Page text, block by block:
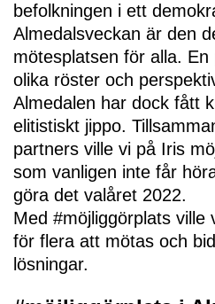
befolkningen i ett
Almedalsveckan är den
mötesplatsen för alla.
olika röster och
Almedalen har dock fått
elitistiskt jippo.
partners ville vi på Iris
som vanligen inte får
göra det valåret 2022.
Med #möjliggörplats ville
för flera att mötas och
lösningar.